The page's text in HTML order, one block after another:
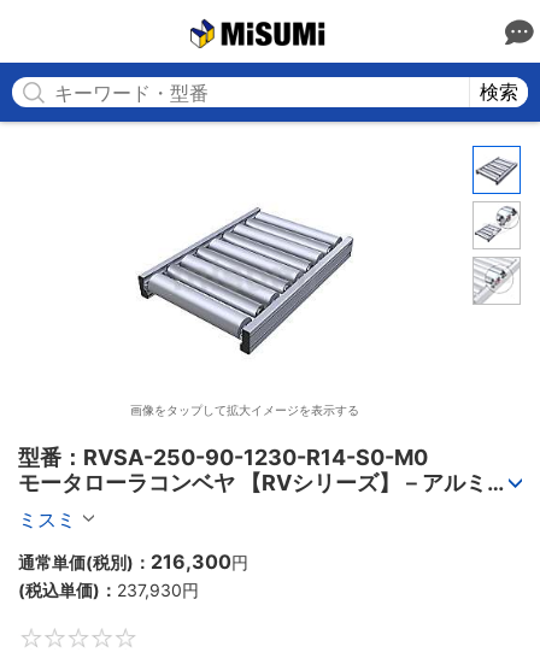
検索
画像をタップして拡大イメージを表示する
型番：RVSA-250-90-1230-R14-S0-M0
モータローラコンベヤ 【RVシリーズ】－アルミフ
レーム筐体/AC電源タイプ－
ミスミ
通常単価(税別)： 216,300円
(税込単価)： 237,930円